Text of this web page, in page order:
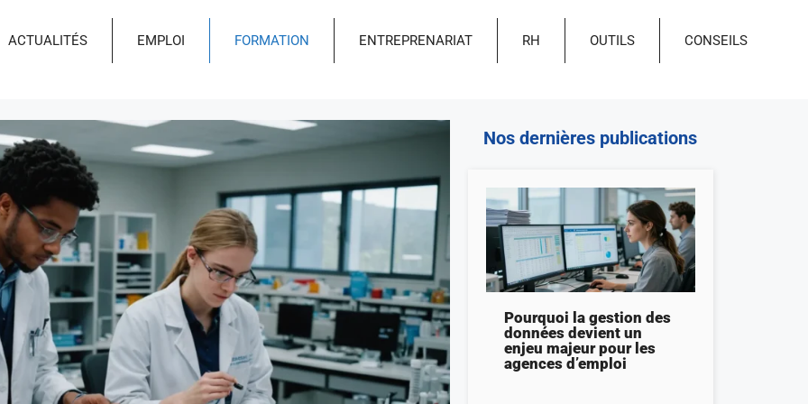
ACTUALITÉS EMPLOI FORMATION ENTREPRENARIAT RH OUTILS CONSEILS
Nos dernières publications
Pourquoi la gestion des
données devient un
enjeu majeur pour les
agences d’emploi